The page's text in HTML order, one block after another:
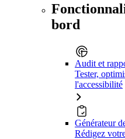
bord
Audit et
Tester,
l'accessibilité
Générateur
Rédigez